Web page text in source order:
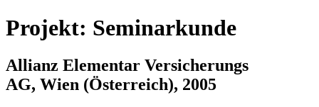
Projekt: Seminarkunde
Allianz Elementar Versicherungs
AG, Wien (Österreich), 2005